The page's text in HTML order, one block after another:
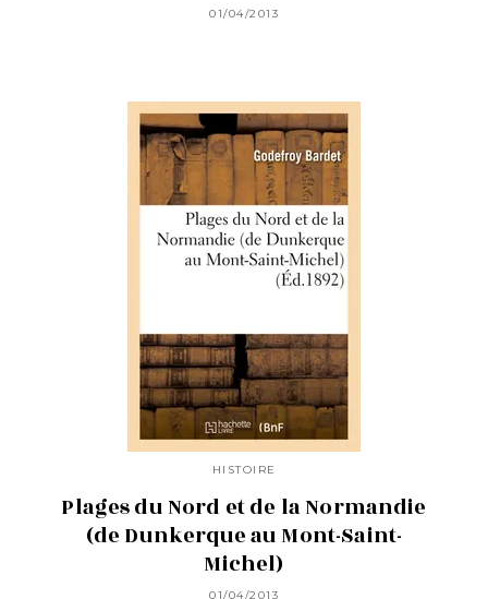
01/04/2013
HISTOIRE
Plages du Nord et de la Normandie
(de Dunkerque au Mont-Saint-
Michel)
01/04/2013